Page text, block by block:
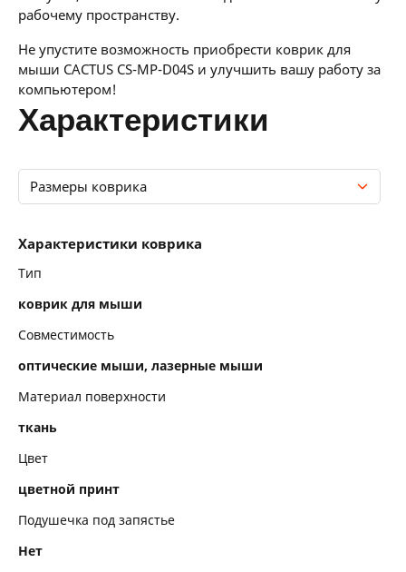
рабочему пространству.
Не упустите возможность приобрести коврик для
мыши CACTUS CS-MP-D04S и улучшить вашу работу за
компьютером!
характеристики
Размеры коврика
Размеры коврика
Характеристики коврика
Тип
коврик для мыши
Совместимость
оптические мыши, лазерные мыши
Материал поверхности
ткань
Цвет
цветной принт
Подушечка под запястье
Нет